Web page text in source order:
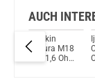
AUCH
Innokin
Endura M18
Coil 1,6 Ohm